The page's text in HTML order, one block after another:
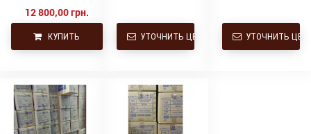
12 800,00 грн.
КУПИТЬ УТОЧНИТЬ ЦЕНУ УТОЧНИТЬ